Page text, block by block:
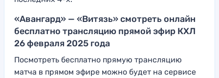
«Авангард» — «Витязь» смотреть онлайн
бесплатно трансляцию прямой эфир КХЛ
26 февраля 2025 года
Посмотреть бесплатно прямую трансляцию
матча в прямом эфире можно будет на сервисе